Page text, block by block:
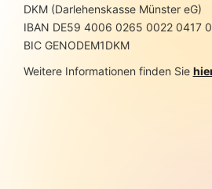
DKM (Darlehenskasse Münster eG)
IBAN DE59 4006 0265 0022 0417
BIC GENODEM1DKM
Weitere Informationen finden Sie